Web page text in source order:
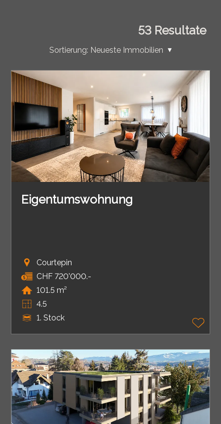
53 Resultate
Sortierung: Neueste Immobilien
Eigentumswohnung
Courtepin
CHF 720'000.-
101.5 m²
4.5
1. Stock